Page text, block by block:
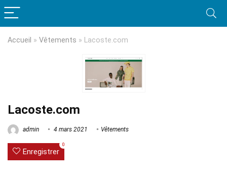
Accueil » Vêtements » Lacoste.com
Lacoste.com
admin 4 mars 2021 Vêtements
Enregistrer
0